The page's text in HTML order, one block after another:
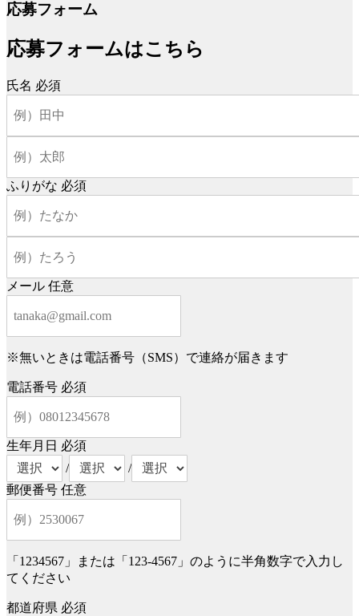
応募フォーム
応募フォームはこちら
氏名 必須
ふりがな 必須
メール 任意
※無いときは電話番号（SMS）で連絡が届きます
電話番号 必須
生年月日 必須
/
/
郵便番号 任意
「1234567」または「123-4567」のように半角数字で入力し
てください
都道府県 必須